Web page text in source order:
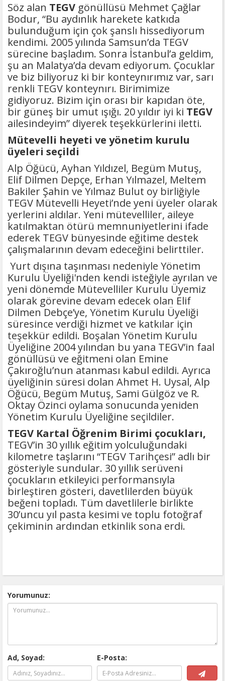
Söz alan TEGV gönüllüsü Mehmet Çağlar
Bodur, “Bu aydınlık harekete katkıda
bulunduğum için çok şanslı hissediyorum
kendimi. 2005 yılında Samsun’da TEGV
sürecine başladım. Sonra İstanbul’a geldim,
şu an Malatya’da devam ediyorum. Çocuklar
ve biz biliyoruz ki bir konteynırımız var, sarı
renkli TEGV konteynırı. Birimimize
gidiyoruz. Bizim için orası bir kapıdan öte,
bir güneş bir umut ışığı. 20 yıldır iyi ki TEGV
ailesindeyim” diyerek teşekkürlerini iletti.
Mütevelli heyeti ve yönetim kurulu
üyeleri seçildi
Alp Öğücü, Ayhan Yıldızel, Begüm Mutuş,
Elif Dilmen Depçe, Erhan Yılmazel, Meltem
Bakiler Şahin ve Yılmaz Bulut oy birliğiyle
TEGV Mütevelli Heyeti’nde yeni üyeler olarak
yerlerini aldılar. Yeni mütevelliler, aileye
katılmaktan ötürü memnuniyetlerini ifade
ederek TEGV bünyesinde eğitime destek
çalışmalarının devam edeceğini belirttiler.
Yurt dışına taşınması nedeniyle Yönetim
Kurulu Üyeliği'nden kendi isteğiyle ayrılan ve
yeni dönemde Mütevelliler Kurulu Üyemiz
olarak görevine devam edecek olan Elif
Dilmen Debçe’ye, Yönetim Kurulu Üyeliği
süresince verdiği hizmet ve katkılar için
teşekkür edildi. Boşalan Yönetim Kurulu
Üyeliğine 2004 yılından bu yana TEGV’in faal
gönüllüsü ve eğitmeni olan Emine
Çakıroğlu’nun atanması kabul edildi. Ayrıca
üyeliğinin süresi dolan Ahmet H. Uysal, Alp
Öğücü, Begüm Mutuş, Sami Gülgöz ve R.
Oktay Özinci oylama sonucunda yeniden
Yönetim Kurulu Üyeliğine seçildiler.
TEGV Kartal Öğrenim Birimi çocukları,
TEGV’in 30 yıllık eğitim yolculuğundaki
kilometre taşlarını “TEGV Tarihçesi” adlı bir
gösteriyle sundular. 30 yıllık serüveni
çocukların etkileyici performansıyla
birleştiren gösteri, davetlilerden büyük
beğeni topladı. Tüm davetlilerle birlikte
30’uncu yıl pasta kesimi ve toplu fotoğraf
çekiminin ardından etkinlik sona erdi.
Yorumunuz:
Ad, Soyad: E-Posta: